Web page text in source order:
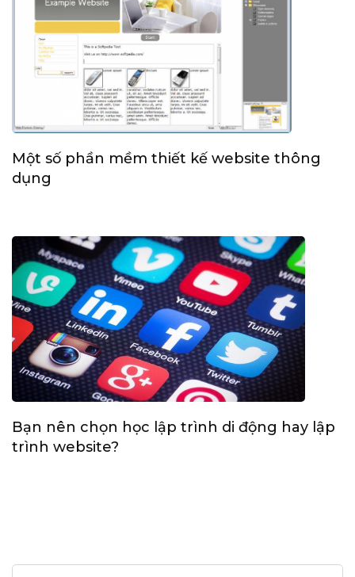
Một số phần mềm thiết kế website thông
dụng
Bạn nên chọn học lập trình di động hay lập
trình website?